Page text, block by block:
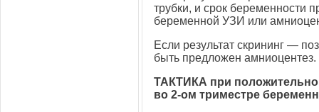
трубки, и срок беременности
беременной УЗИ или
Если результат скрининг —
быть предложен амниоцентез.
ТАКТИКА при
во 2-ом триместре